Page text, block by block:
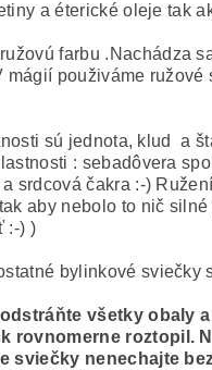
a éterické oleje tak
farbu . Nachádza
mágií použiváme
sú jednota, klud a
: sebadôvera
srdcová čakra :-)
aby nebolo to nič
:-) )
bylinkové sviečky
všetky obaly
rovnomerne roztopil.
sviečky nenechajte